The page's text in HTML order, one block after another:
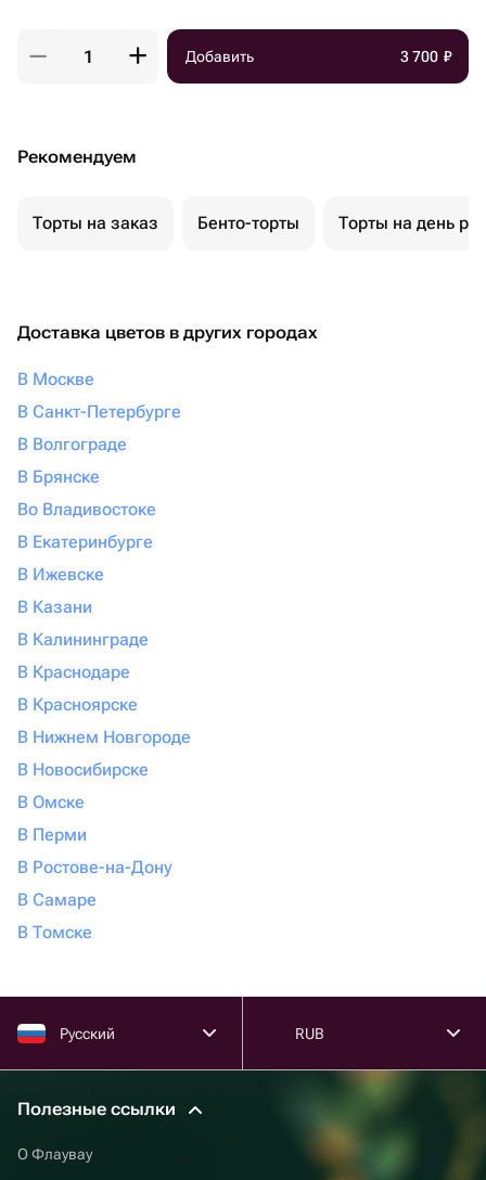
Добавить 3 700 ₽
Рекомендуем
Торты на заказ Бенто-торты Торты на день
Доставка цветов в других городах
В Москве
В Санкт-Петербурге
В Волгограде
В Брянске
Во Владивостоке
В Екатеринбурге
В Ижевске
В Казани
В Калининграде
В Краснодаре
В Красноярске
В Нижнем Новгороде
В Новосибирске
В Омске
В Перми
В Ростове-на-Дону
В Самаре
В Томске
Русский RUB
Полезные ссылки
О Флаувау